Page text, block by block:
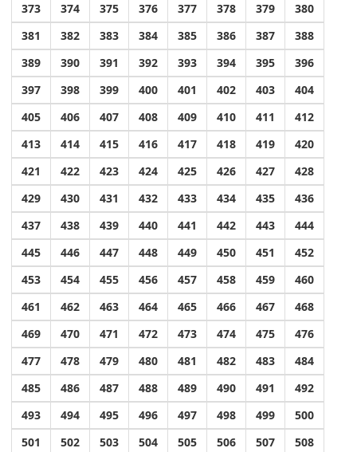
373
374 375 376 377 378 379
380
381
382 383 384 385 386 387
388
389
390 391 392 393 394 395
396
397
398 399 400 401 402 403
404
405
406 407 408 409 410 411
412
413
414 415 416 417 418 419
420
421
422 423 424 425 426 427
428
429
430 431 432 433 434 435
436
437
438 439 440 441 442 443
444
445
446 447 448 449 450 451
452
453
454 455 456 457 458 459
460
461
462 463 464 465 466 467
468
469
470 471 472 473 474 475
476
477
478 479 480 481 482 483
484
485
486 487 488 489 490 491
492
493
494 495 496 497 498 499
500
501
502 503 504 505 506 507
508